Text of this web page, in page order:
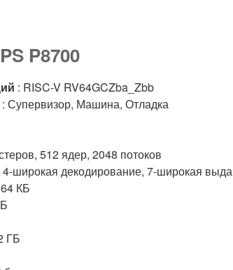
P8700
: RISC-V RV64GCZba_Zbb
: Супервизор, Машина, Отладка
512 ядер, 2048 потоков
широкая декодирование, 7-широкая
КБ
ГБ